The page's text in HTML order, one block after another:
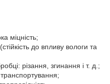
міцність;
до впливу вологи та
різання, згинання і т. д.;
транспортування;